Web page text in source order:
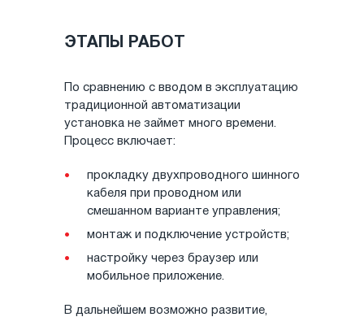
ЭТАПЫ РАБОТ
По сравнению с вводом в эксплуатацию
традиционной автоматизации
установка не займет много времени.
Процесс включает:
прокладку двухпроводного шинного
кабеля при проводном или
смешанном варианте управления;
монтаж и подключение устройств;
настройку через браузер или
мобильное приложение.
В дальнейшем возможно развитие,